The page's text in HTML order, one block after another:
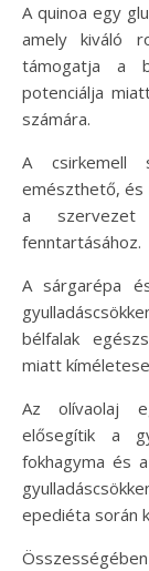
A quinoa egy
amely kiváló
támogatja a
potenciálja
számára.
A csirkemell
emészthető, és
a szervezet
fenntartásához.
A sárgarépa
bélfalak
miatt
Az olívaolaj
elősegítik a
fokhagyma és
epediéta során